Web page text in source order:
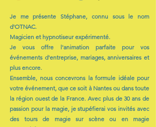
Je me présente Stéphane, connu sous le nom
d'OTNAC.
Magicien et hypnotiseur expérimenté.
Je vous offre l'animation parfaite pour vos
événements d'entreprise, mariages, anniversaires et
plus encore.
Ensemble, nous concevrons la formule idéale pour
votre événement, que ce soit à Nantes ou dans toute
la région ouest de la France. Avec plus de 30 ans de
passion pour la magie, je stupéfierai vos invités avec
des tours de magie sur scène ou en magie